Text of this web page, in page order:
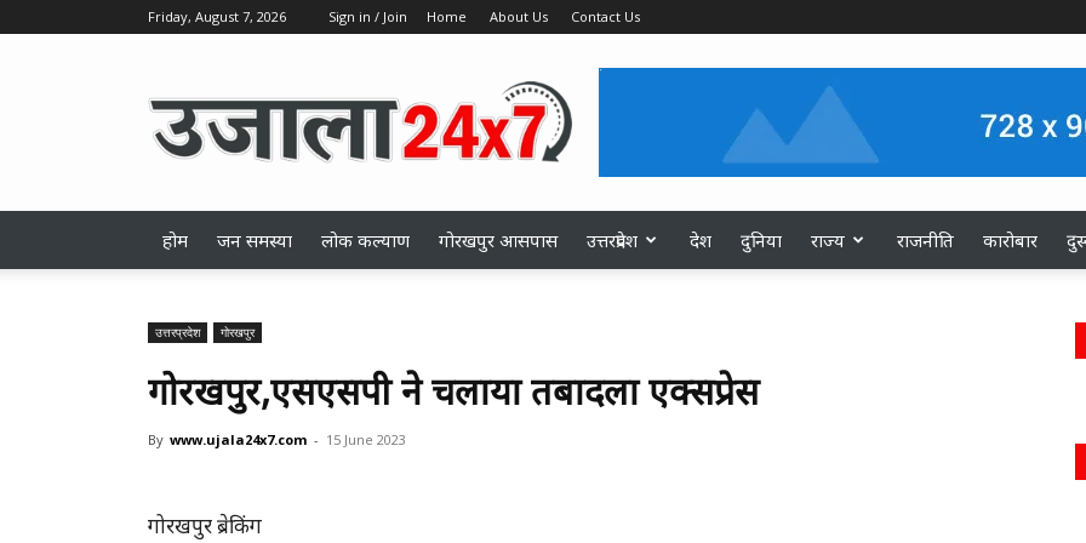
Friday, August 7, 2026 Sign in / Join Home About Us Contact Us
होम जन समस्या लोक कल्याण गोरखपुर आसपास उत्तरप्रदेश देश दुनिया राज्य राजनीति कारोबार
उत्तरप्रदेश गोरखपुर
गोरखपुर,एसएसपी ने चलाया तबादला एक्सप्रेस
By www.ujala24x7.com - 15 June 2023
गोरखपुर ब्रेकिंग